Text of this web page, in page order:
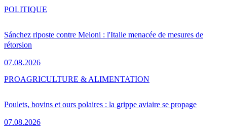
Sánchez riposte contre Meloni : l'Italie menacée de mesures de
rétorsion
07.08.2026
POLITIQUE
Poulets, bovins et ours polaires : la grippe aviaire se propage
07.08.2026
PROAGRICULTURE & ALIMENTATION